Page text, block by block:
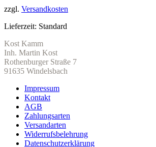
zzgl. Versandkosten
Lieferzeit: Standard
Kost Kamm
Inh. Martin Kost
Rothenburger Straße 7
91635 Windelsbach
Impressum
Kontakt
AGB
Zahlungsarten
Versandarten
Widerrufsbelehrung
Datenschutzerklärung